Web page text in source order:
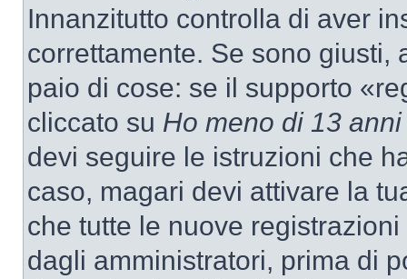
Innanzitutto controlla di aver
correttamente. Se sono giusti,
paio di cose: se il supporto
cliccato su Ho meno di 13 anni
devi seguire le istruzioni che
caso, magari devi attivare la
che tutte le nuove
dagli amministratori, prima di